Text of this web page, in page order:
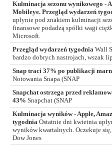
Kulminacja sezonu wynikowego -
Mobileye. Przegląd wydarzeń
upłynie pod znakiem kulminacji
finansowe podadzą spółki wagi
Microsoft.
Przegląd wydarzeń tygodnia Wall
bardzo dobrych nastrojach, wszak
Snap traci 37% po publikacji
Notowania Snapa (SNAP
Snapchat ostrzega przed
43% Snapchat (SNAP
Kulminacja wyników - Apple,
tygodnia Ostatnie dni kwietnia
wyników kwartalnych. Oczekuje się,
Dow Jones